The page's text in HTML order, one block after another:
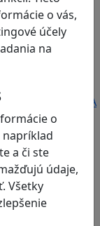
o vás,
účely
na
o
napríklad
a či ste
údaje,
Všetky
ste
rodiny,…